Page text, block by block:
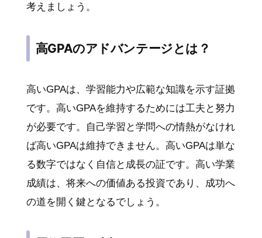
考えましょう。
高GPAのアドバンテージとは？
高いGPAは、学習能力や広範な知識を示す証拠
です。高いGPAを維持するためには工夫と努力
が必要です。自己学習と学問への情熱がなけれ
ば高いGPAは維持できません。高いGPAは単な
る数字ではなく自信と成長の証です。高い学業
成績は、将来への価値ある投資であり、成功へ
の道を開く鍵となるでしょう。